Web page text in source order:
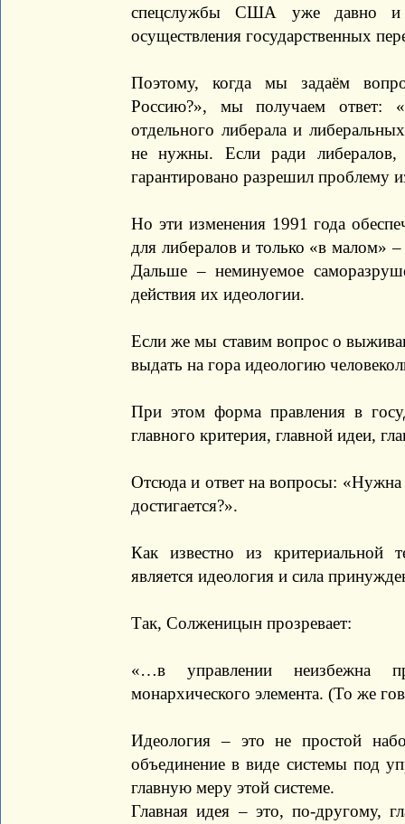
спецслужбы США уже давно и
осуществления государственных
Поэтому, когда мы задаём
Россию?», мы получаем ответ:
отдельного либерала и
не нужны. Если ради
гарантировано разрешил проблему
Но эти изменения 1991 года
для либералов и только «в малом»
Дальше – неминуемое
действия их идеологии.
Если же мы ставим вопрос о
выдать на гора идеологию
При этом форма правления в
главного критерия, главной идеи,
Отсюда и ответ на вопросы: «Нужна
достигается?».
Как известно из критериальной
является идеология и сила
Так, Солженицын прозревает:
«…в управлении неизбежна
монархического элемента. (То же
Идеология – это не простой
объединение в виде системы под
главную меру этой системе.
Главная идея – это, по-другому,